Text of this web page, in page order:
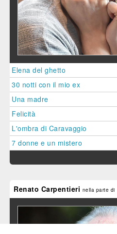
Elena del ghetto
30 notti con il mio ex
Una madre
Felicità
L'ombra di Caravaggio
7 donne e un mistero
Renato Carpentieri nella parte di